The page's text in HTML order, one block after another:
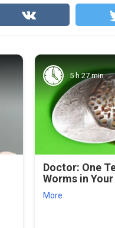
5 h 27 min
Doctor: One
Worms in
More